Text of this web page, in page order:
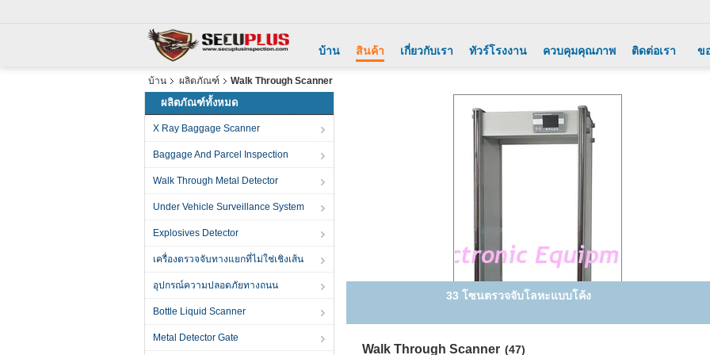
บ้าน สินค้า เกี่ยวกับเรา ทัวร์โรงงาน ควบคุมคุณภาพ ติดต่อเรา ข
บ้าน ผลิตภัณฑ์ Walk Through Scanner
ผลิตภัณฑ์ทั้งหมด
X Ray Baggage Scanner
Baggage And Parcel Inspection
Walk Through Metal Detector
Under Vehicle Surveillance System
Explosives Detector
เครื่องตรวจจับทางแยกที่ไม่ใช่เชิงเส้น
อุปกรณ์ความปลอดภัยทางถนน
Bottle Liquid Scanner
Metal Detector Gate
33 โซนตรวจจับโลหะแบบโค้ง
Walk Through Scanner (47)